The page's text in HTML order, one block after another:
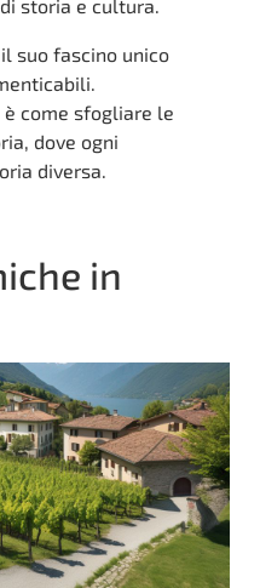
storia e cultura.
suo fascino unico
come sfogliare le
dove ogni
diversa.
in